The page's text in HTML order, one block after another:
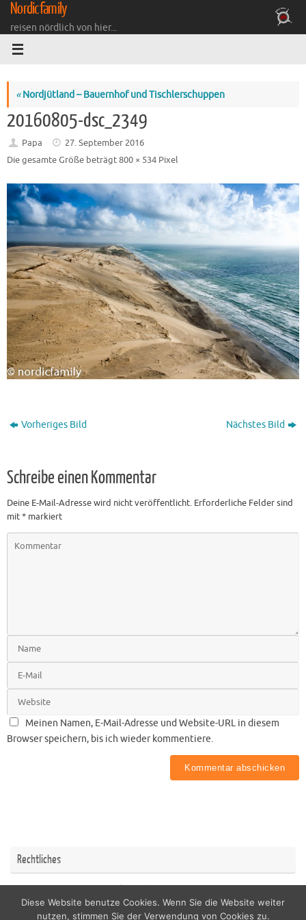
Zum
Inhalt
springen
Nordicfamily
reisen nördlich von hier...
«Nordjütland – Bauernhof und Tischlerschuppen
20160805-dsc_2349
Papa
27. September 2016
Die gesamte Größe beträgt800 × 534 Pixel
Vorheriges Bild Nächstes Bild
Schreibe einen Kommentar
Deine E-Mail-Adresse wird nicht veröffentlicht. Erforderliche Felder sind
mit* markiert
Meinen Namen, E-Mail-Adresse und Website-URL in diesem
Browser speichern, bis ich wieder kommentiere.
Rechtliches
Impressum Datenschutzerklärung
Diese Website benutze Cookies. Wenn Sie die Website weiter
nutzen, stimmen Sie der Verwendung von Cookies zu.